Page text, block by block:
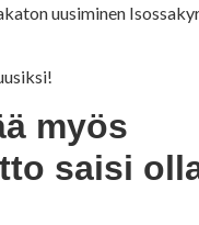
uusiminen
myös
saisi